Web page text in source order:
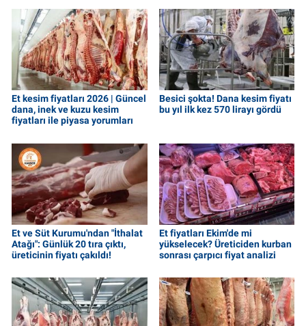
Et kesim fiyatları 2026 | Güncel
dana, inek ve kuzu kesim
fiyatları ile piyasa yorumları
Besici şokta! Dana kesim fiyatı
bu yıl ilk kez 570 lirayı gördü
Et ve Süt Kurumu'ndan "İthalat
Atağı": Günlük 20 tıra çıktı,
üreticinin fiyatı çakıldı!
Et fiyatları Ekim'de mi
yükselecek? Üreticiden kurban
sonrası çarpıcı fiyat analizi